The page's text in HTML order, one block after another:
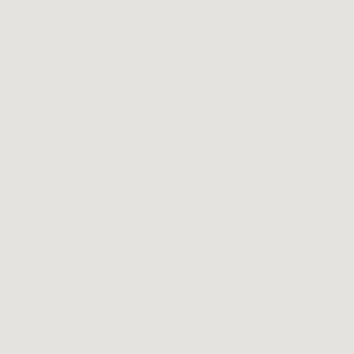
ومستشفيات ومساجد ومراكز ثقافية
إذا كنت ترغب في الاستفادة من
التواصل معنا، فنحن في كوبيلوت
تُعدّ أتاكنت من أكثر المناطق
: تتمتع أتاكنت بإطلالة رائعة على